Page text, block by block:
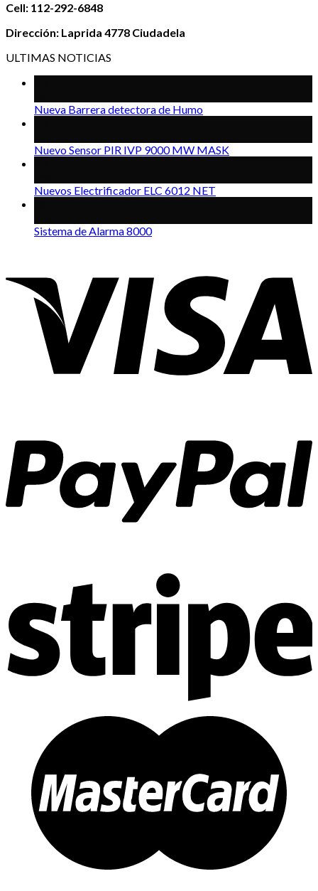
Cell: 112-292-6848
Dirección: Laprida 4778 Ciudadela
ULTIMAS NOTICIAS
Nueva Barrera detectora de Humo
Nuevo Sensor PIR IVP 9000 MW MASK
Nuevos Electrificador ELC 6012 NET
Sistema de Alarma 8000